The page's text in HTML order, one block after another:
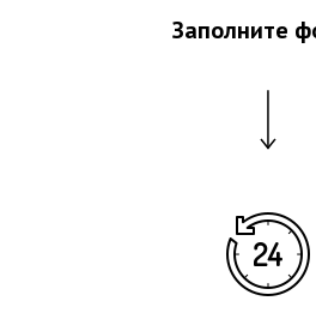
Заполните